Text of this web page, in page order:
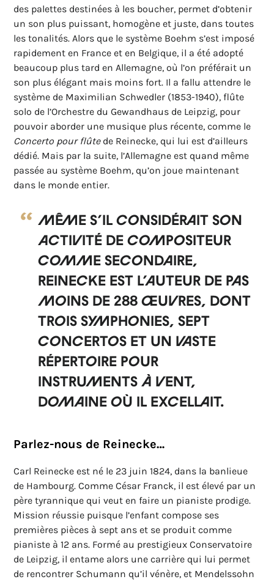
des palettes destinées à les boucher, permet d’obtenir
un son plus puissant, homogène et juste, dans toutes
les tonalités. Alors que le système Boehm s’est imposé
rapidement en France et en Belgique, il a été adopté
beaucoup plus tard en Allemagne, où l’on préférait un
son plus élégant mais moins fort. Il a fallu attendre le
système de Maximilian Schwedler (1853-1940), flûte
solo de l’Orchestre du Gewandhaus de Leipzig, pour
pouvoir aborder une musique plus récente, comme le
Concerto pour flûte de Reinecke, qui lui est d’ailleurs
dédié. Mais par la suite, l’Allemagne est quand même
passée au système Boehm, qu’on joue maintenant
dans le monde entier.
Même s’il considérait son
activité de compositeur
comme secondaire,
Reinecke est l’auteur de pas
moins de 288 œuvres, dont
trois symphonies, sept
concertos et un vaste
répertoire pour
instruments à vent,
domaine où il excellait.
Parlez-nous de Reinecke…
Carl Reinecke est né le 23 juin 1824, dans la banlieue
de Hambourg. Comme César Franck, il est élevé par un
père tyrannique qui veut en faire un pianiste prodige.
Mission réussie puisque l’enfant compose ses
premières pièces à sept ans et se produit comme
pianiste à 12 ans. Formé au prestigieux Conservatoire
de Leipzig, il entame alors une carrière qui lui permet
de rencontrer Schumann qu’il vénère, et Mendelssohn